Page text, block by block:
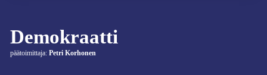
Demokraatti
päätoimittaja: Petri Korhonen